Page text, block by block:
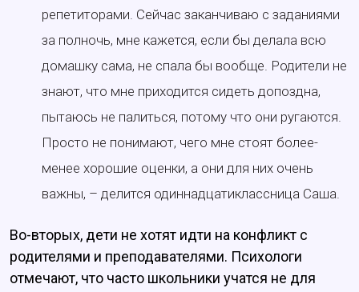
репетиторами. Сейчас заканчиваю с заданиями
за полночь, мне кажется, если бы делала всю
домашку сама, не спала бы вообще. Родители не
знают, что мне приходится сидеть допоздна,
пытаюсь не палиться, потому что они ругаются.
Просто не понимают, чего мне стоят более-
менее хорошие оценки, а они для них очень
важны, – делится одиннадцатиклассница Саша.
Во-вторых, дети не хотят идти на конфликт с
родителями и преподавателями. Психологи
отмечают, что часто школьники учатся не для